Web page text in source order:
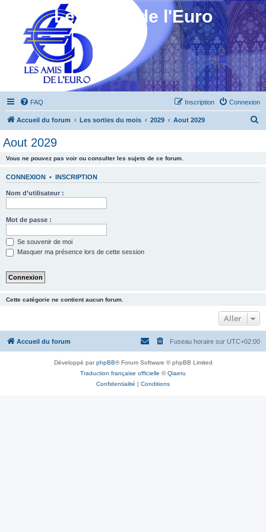
Les Amis de l'Euro
FAQ Connexion
Inscription
Accueil du forum Les sorties du mois 2029 Aout 2029
Aout 2029
Vous ne pouvez pas voir ou consulter les sujets de ce forum.
CONNEXION • INSCRIPTION
Nom d’utilisateur :
Mot de passe :
Se souvenir de moi
Masquer ma présence lors de cette session
Cette catégorie ne contient aucun forum.
Aller
Accueil du forum Fuseau horaire sur UTC+02:00
Développé parphpBB® Forum Software © phpBB Limited
Traduction française officielle ©Qiaeru
Confidentialité | Conditions